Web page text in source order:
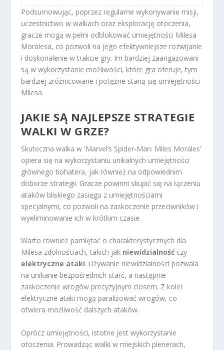
Podsumowując, poprzez regularne wykonywanie misji,
uczestnictwo w walkach oraz eksplorację otoczenia,
gracze mogą w pełni odblokować umiejętności Milesa
Moralesa, co pozwoli na jego efektywniejsze rozwijanie
i doskonalenie w trakcie gry. Im bardziej zaangażowani
są w wykorzystanie możliwości, które gra oferuje, tym
bardziej zróżnicowane i potężne staną się umiejętności
Milesa.
JAKIE SĄ NAJLEPSZE STRATEGIE
WALKI W GRZE?
Skuteczna walka w 'Marvel’s Spider-Man: Miles Morales’
opiera się na wykorzystaniu unikalnych umiejętności
głównego bohatera, jak również na odpowiednim
doborze strategii. Gracze powinni skupić się na łączeniu
ataków bliskiego zasięgu z umiejętnościami
specjalnymi, co pozwoli na zaskoczenie przeciwników i
wyeliminowanie ich w krótkim czasie.
Warto również pamiętać o charakterystycznych dla
Milesa zdolnościach, takich jak niewidzialność czy
elektryczne ataki. Używanie niewidzialności pozwala
na unikanie bezpośrednich starć, a następnie
zaskoczenie wrogów precyzyjnym ciosem. Z kolei
elektryczne ataki mogą paraliżować wrogów, co
otwiera możliwość dalszych ataków.
Oprócz umiejętności, istotne jest wykorzystanie
otoczenia. Prowadząc walki w miejskich plenerach,